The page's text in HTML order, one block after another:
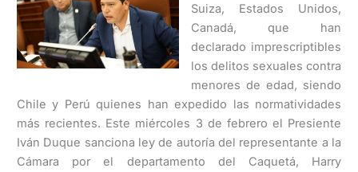
Suiza, Estados Unidos,
Canadá, que han
declarado imprescriptibles
los delitos sexuales contra
menores de edad, siendo
Chile y Perú quienes han expedido las normatividades
más recientes. Este miércoles 3 de febrero el Presiente
Iván Duque sanciona ley de autoría del representante a la
Cámara por el departamento del Caquetá, Harry